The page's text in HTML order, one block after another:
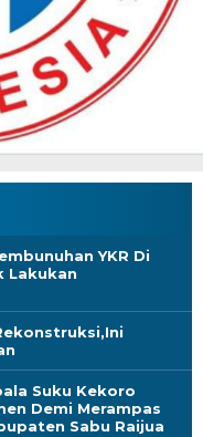
YKR Di
Lakukan
Suku Kekoro
Demi Merampas
Sabu Raijua